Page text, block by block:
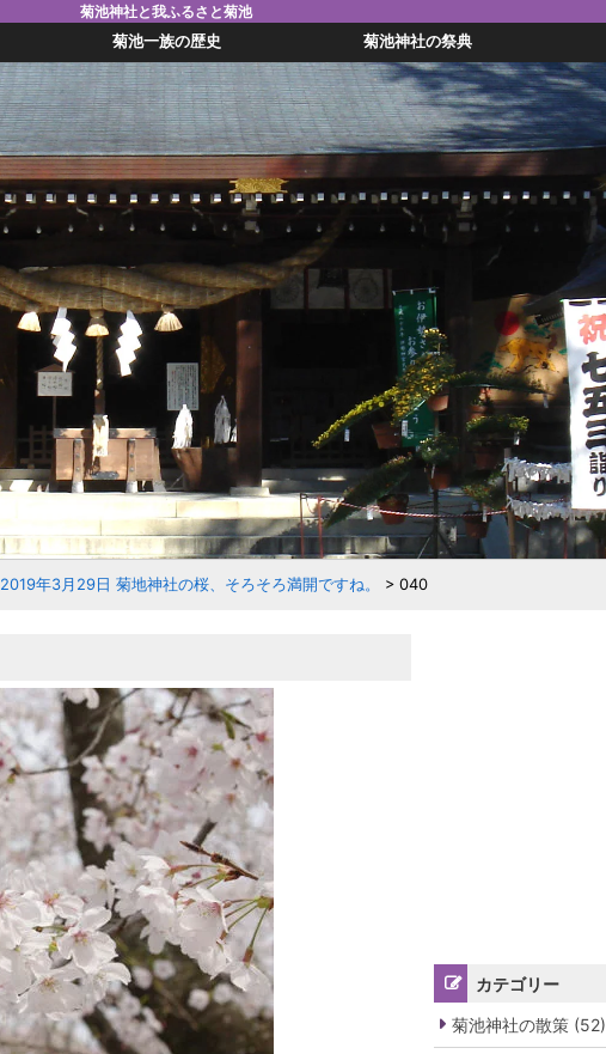
菊池神社と我ふるさと菊池
菊池一族の歴史 菊池神社の祭典
2019年3月29日 菊地神社の桜、そろそろ満開ですね。 > 040
カテゴリー
菊池神社の散策 (52)